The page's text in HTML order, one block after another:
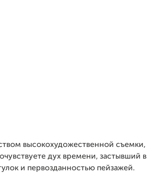
высокохудожественной съемки,
дух времени, застывший в
и первозданностью пейзажей.